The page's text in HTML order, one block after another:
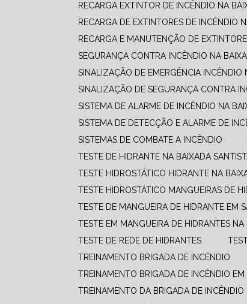
RECARGA EXTINTOR DE INCÊNDIO NA
RECARGA DE EXTINTORES DE INCÊNDIO
RECARGA E MANUTENÇÃO DE
SEGURANÇA CONTRA INCÊNDIO NA
SINALIZAÇÃO DE EMERGÊNCIA
SINALIZAÇÃO DE SEGURANÇA CONTRA
SISTEMA DE ALARME DE INCÊNDIO NA
SISTEMA DE DETECÇÃO E ALARME DE
SISTEMAS DE COMBATE A INCÊNDIO​
TESTE DE HIDRANTE NA BAIXADA
TESTE HIDROSTÁTICO HIDRANTE NA
TESTE HIDROSTÁTICO MANGUEIRAS DE
TESTE DE MANGUEIRA DE HIDRANTE EM
TESTE EM MANGUEIRA DE HIDRANTES
TESTE DE REDE DE HIDRANTES
TREINAMENTO BRIGADA DE INCÊNDIO
TREINAMENTO BRIGADA DE INCÊNDIO
TREINAMENTO DA BRIGADA DE